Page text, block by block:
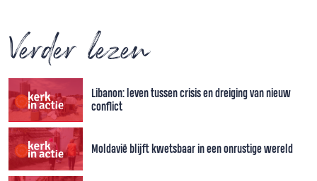
Verder lezen
Libanon: leven tussen crisis en dreiging van nieuw
conflict
Moldavië blijft kwetsbaar in een onrustige wereld